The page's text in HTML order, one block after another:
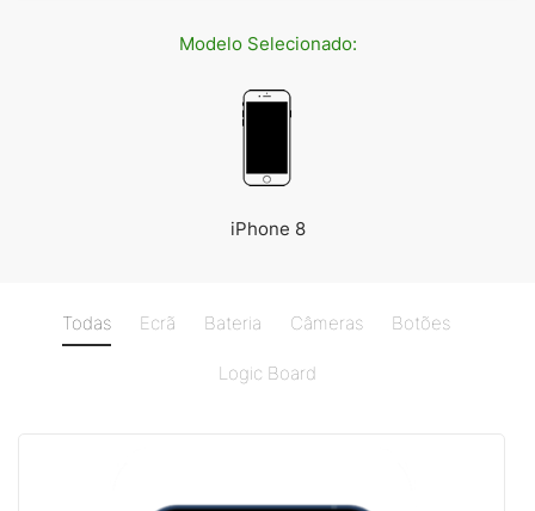
Modelo Selecionado:
iPhone 8
Todas Ecrã Bateria Câmeras Botões
Logic Board